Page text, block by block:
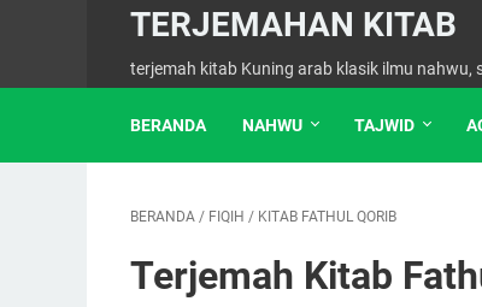
TERJEMAHAN KITAB
terjemah kitab Kuning arab klasik ilmu nahwu,
BERANDA NAHWU TAJWID
BERANDA / FIQIH / KITAB FATHUL QORIB
Terjemah Kitab